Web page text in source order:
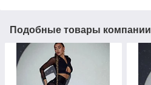
Подобные товары компании